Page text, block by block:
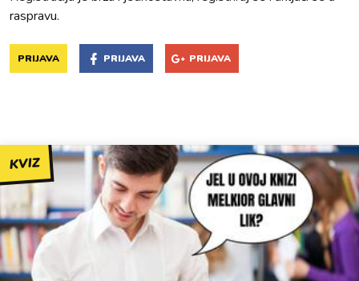
raspravu.
PRIJAVA PRIJAVA PRIJAVA
KVIZ